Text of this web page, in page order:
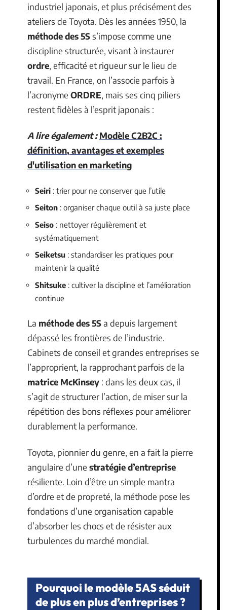
industriel japonais, et plus précisément des
ateliers de Toyota. Dès les années 1950, la
méthode des 5Ss’impose comme une
discipline structurée, visant à instaurer
ordre, efficacité et rigueur sur le lieu de
travail. En France, on l’associe parfois à
l’acronyme ORDRE, mais ses cinq piliers
restent fidèles à l’esprit japonais :
A lire également : Modèle C2B2C :
définition, avantages et exemples
d'utilisation en marketing
Seiri : trier pour ne conserver que l’utile
Seiton : organiser chaque outil à sa juste place
Seiso : nettoyer régulièrement et
systématiquement
Seiketsu : standardiser les pratiques pour
maintenir la qualité
Shitsuke : cultiver la discipline et l’amélioration
continue
La méthode des 5Sa depuis largement
dépassé les frontières de l’industrie.
Cabinets de conseil et grandes entreprises se
l’approprient, la rapprochant parfois de la
matrice McKinsey : dans les deux cas, il
s’agit de structurer l’action, de miser sur la
répétition des bons réflexes pour améliorer
durablement la performance.
Toyota, pionnier du genre, en a fait la pierre
angulaire d’une stratégie d’entreprise
résiliente. Loin d’être un simple mantra
d’ordre et de propreté, la méthode pose les
fondations d’une organisation capable
d’absorber les chocs et de résister aux
turbulences du marché mondial.
Pourquoi le modèle 5AS séduit
de plus en plus d’entreprises ?